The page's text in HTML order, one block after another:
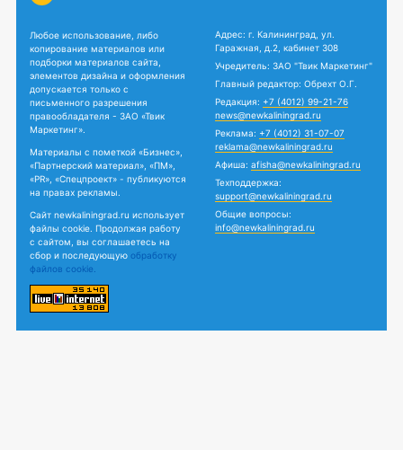
Любое использование, либо
копирование материалов или
подборки материалов сайта,
элементов дизайна и оформления
допускается только с
письменного разрешения
правообладателя - ЗАО «Твик
Маркетинг».
Материалы с пометкой «Бизнес»,
«Партнерский материал», «ПМ»,
«PR», «Спецпроект» - публикуются
на правах рекламы.
Сайт newkaliningrad.ru использует
файлы cookie. Продолжая работу
с сайтом, вы соглашаетесь на
сбор и последующую обработку
файлов cookie.
Адрес: г. Калининград, ул.
Гаражная, д.2, кабинет 308
Учредитель: ЗАО "Твик Маркетинг"
Главный редактор: Обрехт О.Г.
Редакция: +7 (4012) 99-21-76
news@newkaliningrad.ru
Реклама: +7 (4012) 31-07-07
reklama@newkaliningrad.ru
Афиша: afisha@newkaliningrad.ru
Техподдержка:
support@newkaliningrad.ru
Общие вопросы:
info@newkaliningrad.ru